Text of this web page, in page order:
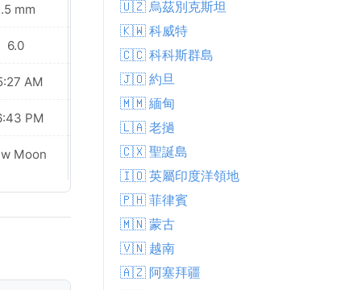
mm
6.0
AM
PM
Moon
0.7 mm
6.0
05:28 AM
06:42 PM
New Moon
🇺🇿 烏茲別克斯坦
🇰🇼 科威特
🇨🇨 科科斯群島
🇯🇴 約旦
🇲🇲 緬甸
🇱🇦 老撾
🇨🇽 聖誕島
🇮🇴 英屬印度洋領地
🇵🇭 菲律賓
🇲🇳 蒙古
🇻🇳 越南
🇦🇿 阿塞拜疆